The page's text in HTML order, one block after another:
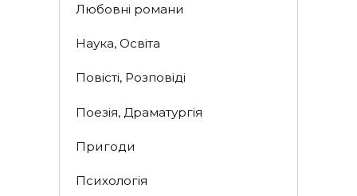
Любовні романи
Наука, Освіта
Повісті, Розповіді
Поезія, Драматургія
Пригоди
Психологія